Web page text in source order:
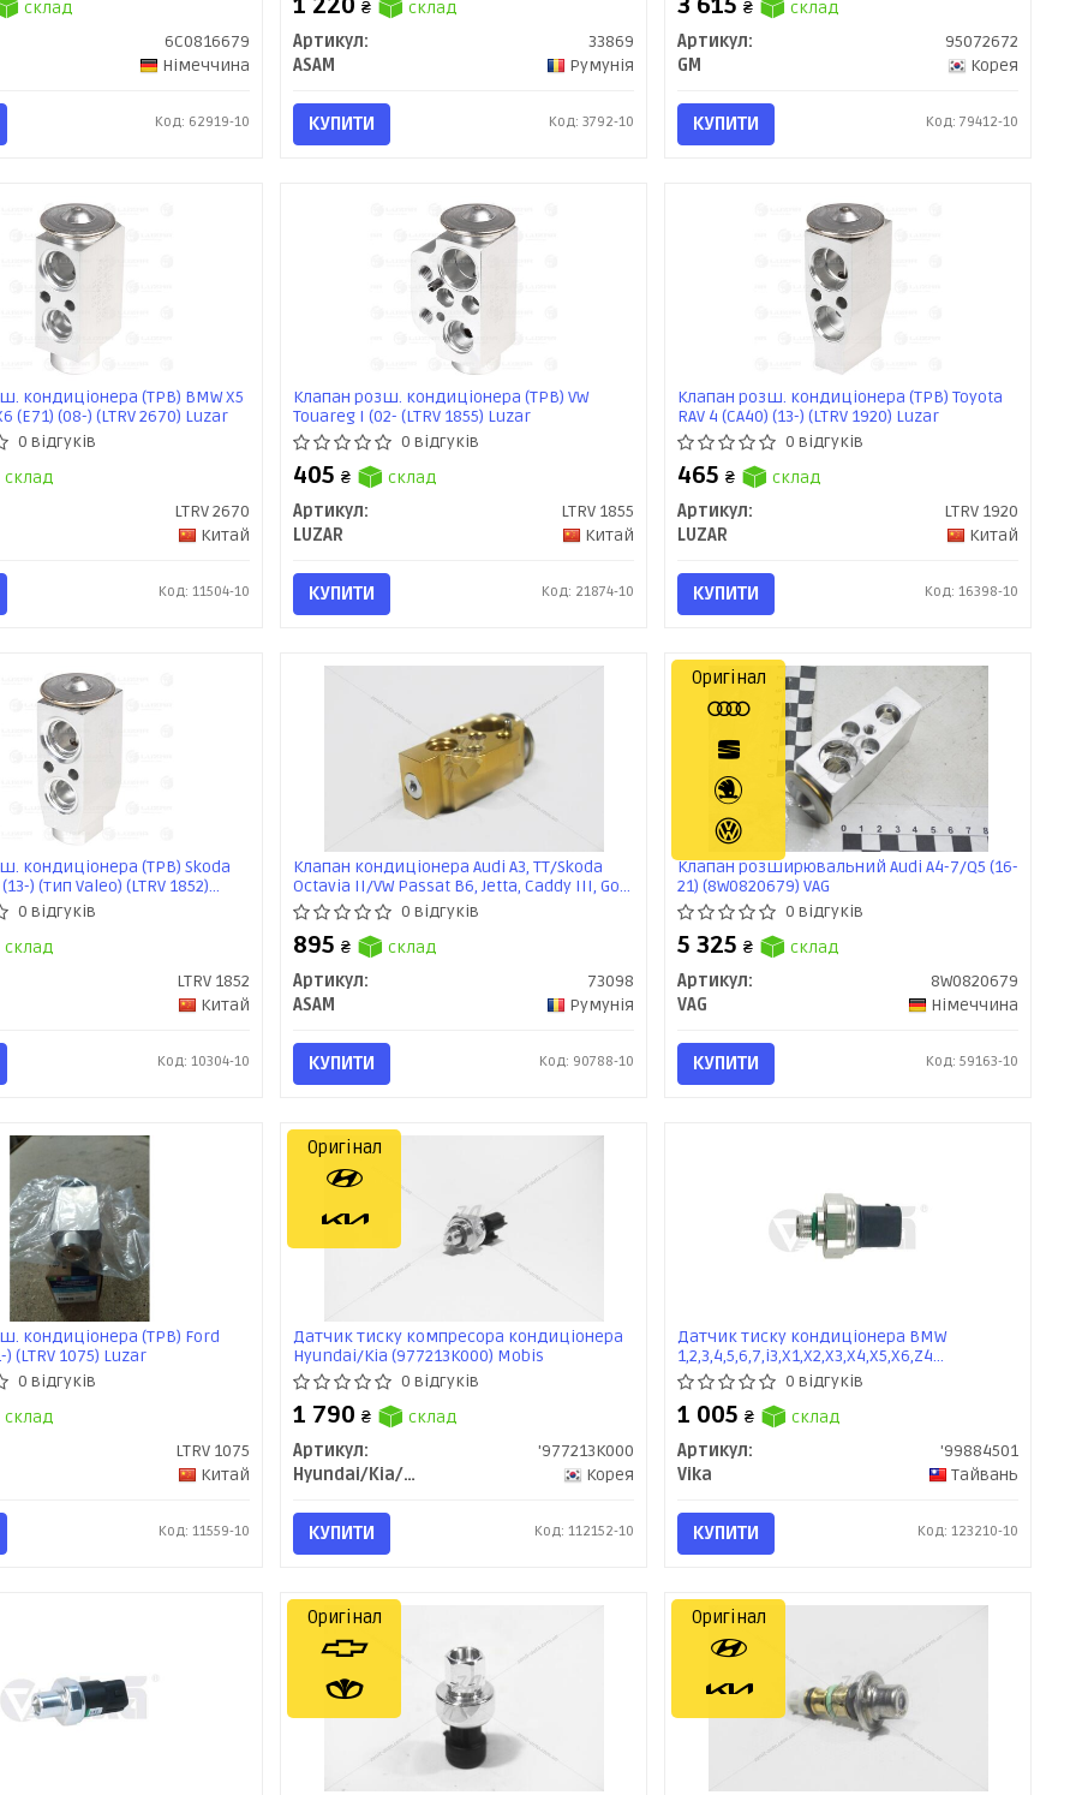
склад
6C0816679
Німеччина
Код: 62919-10
1 220₴
склад
Артикул:
33869
ASAM
Румунія
КУПИТИ Код: 3792-10
3 615₴
склад
Артикул:
95072672
GM
Корея
КУПИТИ Код: 79412-10
кондиціонера (ТРВ) BMW X5
(E71) (08-) (LTRV 2670) Luzar
0 відгуків
склад
LTRV 2670
Китай
Код: 11504-10
Клапан розш. кондиціонера (ТРВ) VW
Touareg I (02- (LTRV 1855) Luzar
0 відгуків
405₴
склад
Артикул:
LTRV 1855
LUZAR
Китай
КУПИТИ Код: 21874-10
Клапан розш. кондиціонера (ТРВ) Toyota
RAV 4 (CA40) (13-) (LTRV 1920) Luzar
0 відгуків
465₴
склад
Артикул:
LTRV 1920
LUZAR
Китай
КУПИТИ Код: 16398-10
кондиціонера (ТРВ) Skoda
) (тип Valeo) (LTRV 1852)
0 відгуків
склад
LTRV 1852
Китай
Код: 10304-10
Клапан кондиціонера Audi A3, TT/Skoda
Octavia II/VW Passat B6, Jetta, Caddy III, Golf
V (03-13) (73098) Asam
0 відгуків
895₴
склад
Артикул:
73098
ASAM
Румунія
КУПИТИ Код: 90788-10
Клапан розширювальний Audi A4-7/Q5 (16-
21) (8W0820679) VAG
0 відгуків
5 325₴
склад
Артикул:
8W0820679
VAG
Німеччина
КУПИТИ Код: 59163-10
Оригінал
кондиціонера (ТРВ) Ford
(LTRV 1075) Luzar
0 відгуків
склад
LTRV 1075
Китай
Код: 11559-10
Датчик тиску компресора кондиціонера
Hyundai/Kia (977213K000) Mobis
0 відгуків
1 790₴
склад
Артикул:
'977213K000
Hyundai/Kia/Mobis
Корея
КУПИТИ Код: 112152-10
Оригінал
Датчик тиску кондиціонера BMW
1,2,3,4,5,6,7,i3,X1,X2,X3,X4,X5,X6,Z4
(99884501) VIKA0 відгуків
1 005₴
склад
Артикул:
'99884501
Vika
Тайвань
КУПИТИ Код: 123210-10
Оригінал Оригінал